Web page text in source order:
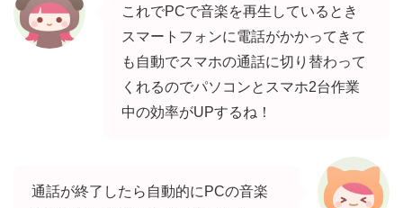
これでPCで音楽を再生しているとき
スマートフォンに電話がかかってきて
も自動でスマホの通話に切り替わって
くれるのでパソコンとスマホ2台作業
中の効率がUPするね！
通話が終了したら自動的にPCの音楽